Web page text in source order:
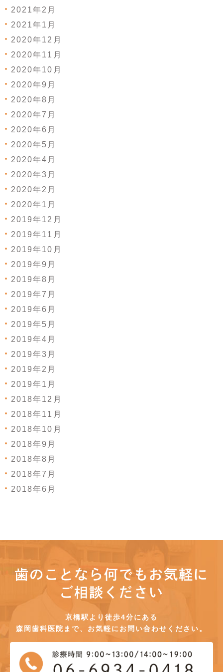
2021年2月
2021年1月
2020年12月
2020年11月
2020年10月
2020年9月
2020年8月
2020年7月
2020年6月
2020年5月
2020年4月
2020年3月
2020年2月
2020年1月
2019年12月
2019年11月
2019年10月
2019年9月
2019年8月
2019年7月
2019年6月
2019年5月
2019年4月
2019年3月
2019年2月
2019年1月
2018年12月
2018年11月
2018年10月
2018年9月
2018年8月
2018年7月
2018年6月
歯のことなら何でもお気軽に
ご相談ください
京橋駅より徒歩4分にある
森岡歯科医院まで、お気軽にお問い合わせください。